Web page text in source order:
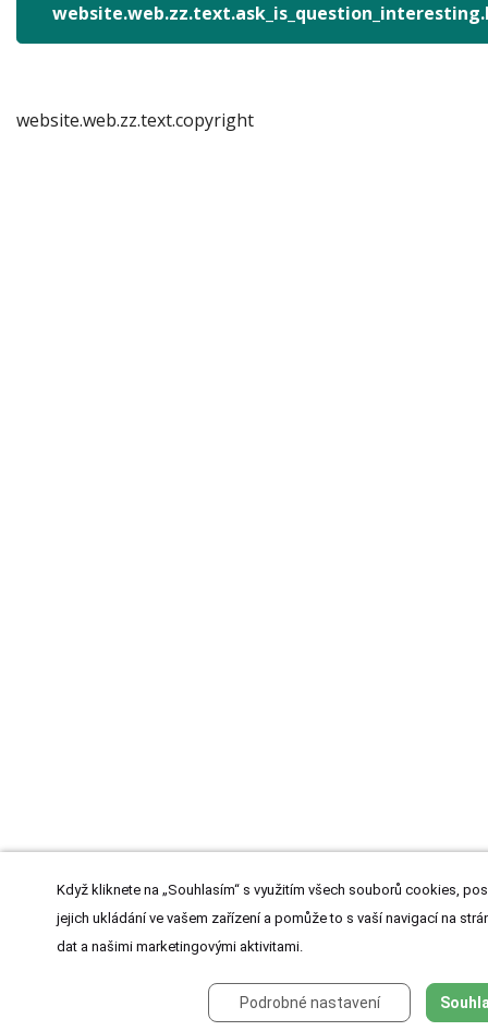
website.web.zz.text.copyright
Když kliknete na „Souhlasím“ s využitím všech souborů cookies,
jejich ukládání ve vašem zařízení a pomůže to s vaší navigací na
dat a našimi marketingovými aktivitami.
Podrobné nastavení